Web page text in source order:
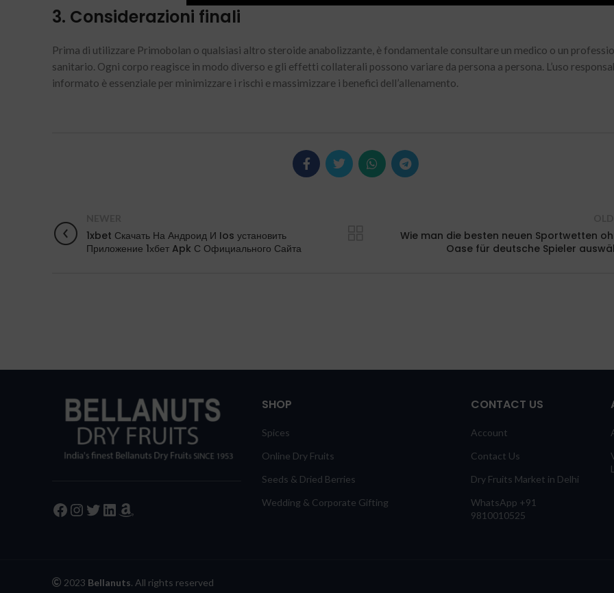
3. Considerazioni finali
Prima di utilizzare Primobolan o qualsiasi altro steroide anabolizzante, è fondamentale consultare un medico o un
sanitario. Ogni corpo reagisce in modo diverso e gli effetti collaterali possono variare da persona a persona. L’uso
informato è essenziale per minimizzare i rischi e massimizzare i benefici dell’allenamento.
1xbet Скачать На Андроид И Ios установить
Приложение 1хбет Apk С Официального Сайта
Wie man die besten neuen Sportwetten
Oase für deutsche Spieler
Facebook
Instagram
Twitter
LinkedIn
Amazon
SHOP
Spices
Online Dry Fruits
Seeds & Dried Berries
Wedding & Corporate Gifting
CONTACT US
Account
Contact Us
Dry Fruits Market in Delhi
WhatsApp +91
9810010525
2023 Bellanuts. All rights reserved